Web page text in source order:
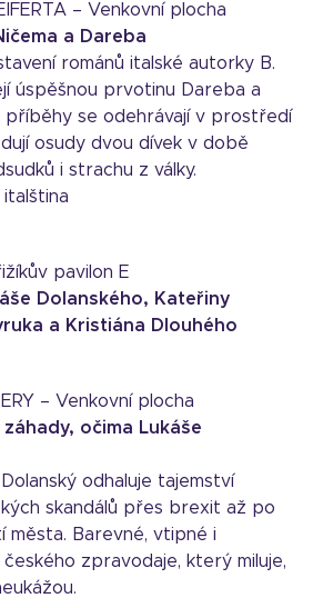
– Venkovní plocha
a Dareba
románů italské autorky B.
úspěšnou prvotinu Dareba a
příběhy se odehrávají v prostředí
osudy dvou dívek v době
i strachu z války.
italština
pavilon E
Dolanského, Kateřiny
a Kristiána Dlouhého
– Venkovní plocha
očima Lukáše
odhaluje tajemství
skandálů přes brexit až po
města. Barevné, vtipné i
zpravodaje, který miluje,